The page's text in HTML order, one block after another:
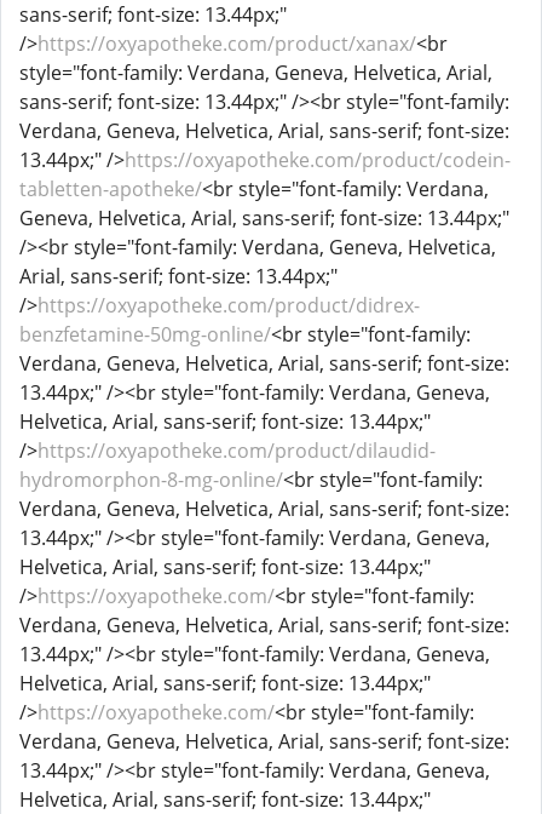
sans-serif; font-size: 13.44px;"
/>https://oxyapotheke.com/product/xanax/<br
style="font-family: Verdana, Geneva, Helvetica, Arial,
sans-serif; font-size: 13.44px;" /><br style="font-family:
Verdana, Geneva, Helvetica, Arial, sans-serif; font-size:
13.44px;" />https://oxyapotheke.com/product/codein-
tabletten-apotheke/<br style="font-family: Verdana,
Geneva, Helvetica, Arial, sans-serif; font-size: 13.44px;"
/><br style="font-family: Verdana, Geneva, Helvetica,
Arial, sans-serif; font-size: 13.44px;"
/>https://oxyapotheke.com/product/didrex-
benzfetamine-50mg-online/<br style="font-family:
Verdana, Geneva, Helvetica, Arial, sans-serif; font-size:
13.44px;" /><br style="font-family: Verdana, Geneva,
Helvetica, Arial, sans-serif; font-size: 13.44px;"
/>https://oxyapotheke.com/product/dilaudid-
hydromorphon-8-mg-online/<br style="font-family:
Verdana, Geneva, Helvetica, Arial, sans-serif; font-size:
13.44px;" /><br style="font-family: Verdana, Geneva,
Helvetica, Arial, sans-serif; font-size: 13.44px;"
/>https://oxyapotheke.com/<br style="font-family:
Verdana, Geneva, Helvetica, Arial, sans-serif; font-size:
13.44px;" /><br style="font-family: Verdana, Geneva,
Helvetica, Arial, sans-serif; font-size: 13.44px;"
/>https://oxyapotheke.com/<br style="font-family:
Verdana, Geneva, Helvetica, Arial, sans-serif; font-size:
13.44px;" /><br style="font-family: Verdana, Geneva,
Helvetica, Arial, sans-serif; font-size: 13.44px;"